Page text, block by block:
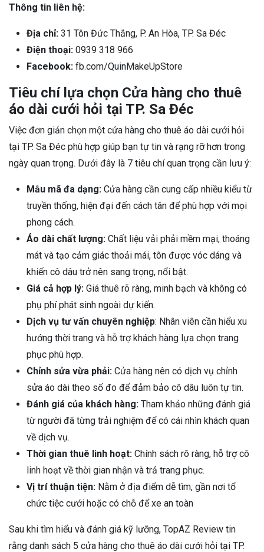
Thông tin liên hệ:
Địa chỉ: 31 Tôn Đức Thắng, P. An Hòa, TP. Sa Đéc
Điện thoại: 0939 318 966
Facebook: fb.com/QuinMakeUpStore
Tiêu chí lựa chọn Cửa hàng cho thuê
áo dài cưới hỏi tại TP. Sa Đéc
Việc đơn giản chọn một cửa hàng cho thuê áo dài cưới hỏi
tại TP. Sa Đéc phù hợp giúp bạn tự tin và rạng rỡ hơn trong
ngày quan trọng. Dưới đây là 7 tiêu chí quan trọng cần lưu ý:
Mẫu mã đa dạng: Cửa hàng cần cung cấp nhiều kiểu từ
truyền thống, hiện đại đến cách tân để phù hợp với mọi
phong cách.
Áo dài chất lượng: Chất liệu vải phải mềm mại, thoáng
mát và tạo cảm giác thoải mái, tôn được vóc dáng và
khiến cô dâu trở nên sang trọng, nổi bật.
Giá cả hợp lý: Giá thuê rõ ràng, minh bạch và không có
phụ phí phát sinh ngoài dự kiến.
Dịch vụ tư vấn chuyên nghiệp: Nhân viên cần hiểu xu
hướng thời trang và hỗ trợ khách hàng lựa chọn trang
phục phù hợp.
Chỉnh sửa vừa phải: Cửa hàng nên có dịch vụ chỉnh
sửa áo dài theo số đo để đảm bảo cô dâu luôn tự tin.
Đánh giá của khách hàng: Tham khảo những đánh giá
từ người đã từng trải nghiệm để có cái nhìn khách quan
về dịch vụ.
Thời gian thuê linh hoạt: Chính sách rõ ràng, hỗ trợ cô
linh hoạt về thời gian nhận và trả trang phục.
Vị trí thuận tiện: Nằm ở địa điểm dễ tìm, gần nơi tổ
chức tiệc cưới hoặc có chỗ để xe an toàn
Sau khi tìm hiểu và đánh giá kỹ lưỡng, TopAZ Review tin
rằng danh sách 5 cửa hàng cho thuê áo dài cưới hỏi tại TP.